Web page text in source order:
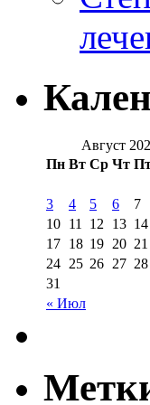
Август
Пн Вт Ср Чт
« Июл
3
4 5 6 7
10 11 12 13 14
17 18 19 20 21
24 25 26 27 28
31